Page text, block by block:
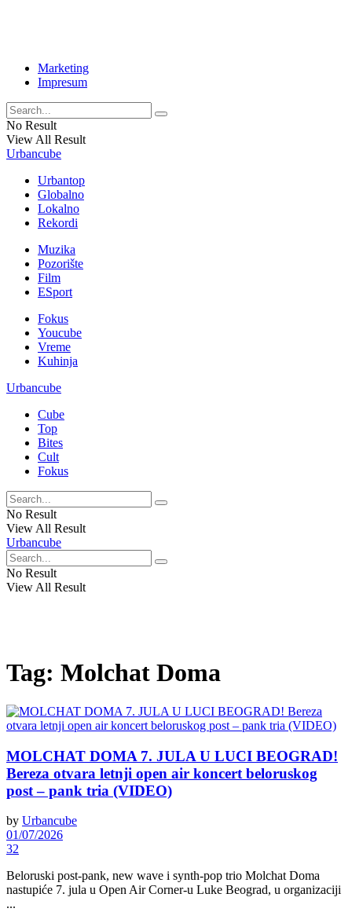
Marketing
Impresum
No Result
View All Result
Urbancube
Urbantop
Globalno
Lokalno
Rekordi
Muzika
Pozorište
Film
ESport
Fokus
Youcube
Vreme
Kuhinja
Urbancube
Cube
Top
Bites
Cult
Fokus
No Result
View All Result
Urbancube
No Result
View All Result
Tag: Molchat Doma
MOLCHAT DOMA 7. JULA U LUCI BEOGRAD!
Bereza otvara letnji open air koncert beloruskog
post – pank tria (VIDEO)
by Urbancube
01/07/2026
32
Beloruski post-pank, new wave i synth-pop trio Molchat Doma
nastupiće 7. jula u Open Air Corner-u Luke Beograd, u organizaciji
...